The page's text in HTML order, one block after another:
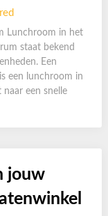
Lunchroom in het
staat bekend
Een
een lunchroom in
een snelle
jouw